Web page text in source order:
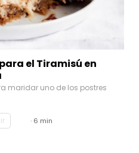
el Tiramisú en
maridar uno de los postres
· 6 min